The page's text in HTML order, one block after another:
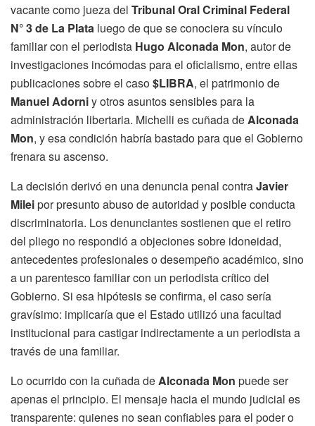
vacante como jueza del Tribunal Oral Criminal Federal
N° 3 de La Plata luego de que se conociera su vínculo
familiar con el periodista Hugo Alconada Mon, autor de
investigaciones incómodas para el oficialismo, entre ellas
publicaciones sobre el caso$LIBRA, el patrimonio de
Manuel Adorniy otros asuntos sensibles para la
administración libertaria. Michelli es cuñada deAlconada
Mon, y esa condición habría bastado para que el Gobierno
frenara su ascenso.
La decisión derivó en una denuncia penal contraJavier
Mileipor presunto abuso de autoridad y posible conducta
discriminatoria. Los denunciantes sostienen que el retiro
del pliego no respondió a objeciones sobre idoneidad,
antecedentes profesionales o desempeño académico, sino
a un parentesco familiar con un periodista crítico del
Gobierno. Si esa hipótesis se confirma, el caso sería
gravísimo: implicaría que el Estado utilizó una facultad
institucional para castigar indirectamente a un periodista a
través de una familiar.
Lo ocurrido con la cuñada deAlconada Mon puede ser
apenas el principio. El mensaje hacia el mundo judicial es
transparente: quienes no sean confiables para el poder o